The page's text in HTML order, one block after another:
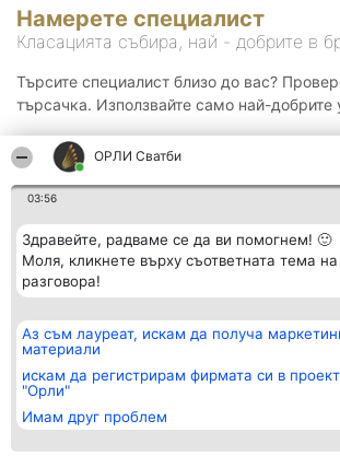
ОРЛИ Сватби
03:56
Здравейте, радваме се да ви помогнем! 🙂
Моля, кликнете върху съответната тема на
разговора!
Аз съм лауреат, искам да получа
материали
искам да регистрирам фирмата си в
"Орли"
Имам друг проблем
Намерете специалист
Класацията събира, най - добрите в
Търсите специалист близо до вас?
търсачка. Използвайте само най-добрите
Организатор на
класиране
BulevardulAleea Timișul De
Sus Nr. 2, Bl. A30, Sc. A, Et.
4, Ap. 13
București 53-238
Класация
всички
Статут/Устав